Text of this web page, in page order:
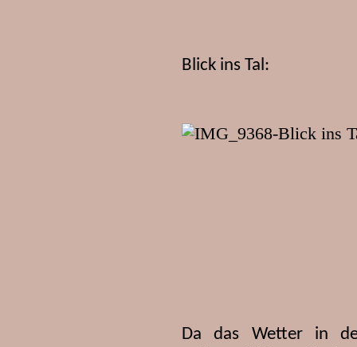
Blick ins Tal:
Da das Wetter in